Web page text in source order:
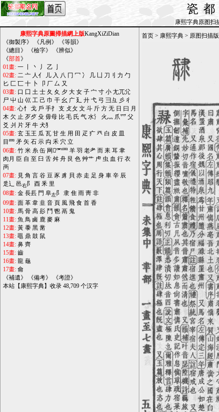
瓷
康熙字典原图扫
康熙字典原圖掃描網上版KangXiZiDian
《御製序》 《凡例 》 《等韻》
《總目 》 《檢字》 《辨似》
《部首》
01畫: 一 丶 丿 乙
02畫: 二 亠 人亻 儿 入 八 冂 冖 冫 几 凵 刀刂 力 勹
匕 匚 匸 十 卜 卩 厂 厶 又
03畫: 口 囗 土 士 夂 夊 夕 大 女 子 宀 寸 小 尢兀尣
尸 屮 山 巛 工 己 巾 干 幺 广 廴 廾 弋 弓 彐彑 彡 彳
04畫: 心忄 戈 戶 手扌 支 攴攵 文 斗 斤 方 无 日 曰 月
木 欠 止 歹歺 殳 毋母 比 毛 氏 气 水氵 火灬 爪爫 父
爻 爿 片 牙 牛 犬犭
05畫: 玄 玉王 瓜 瓦 甘 生 用 田 疋 疒 癶 白 皮 皿
目罒 矛 矢 石 示 禸 禾 穴 立
06畫: 竹 米 糸 缶 网罓罒 羊 羽 老耂 而 耒 耳 聿
肉月 臣 自 至 臼 舌 舛 舟 艮 色 艸艹 虍 虫 血 行 衣
襾
07畫: 見 角 言 谷 豆 豕 豸 貝 赤 走 足 身 車 辛 辰
辵辶
邑右阝 酉 釆 里
08畫: 金 長镸 門 阜左阝 隶 隹 雨 靑 非
09畫: 面 革 韋 韭 音 頁 風 飛 食 首 香
10畫: 馬 骨 高 髟 鬥 鬯 鬲 鬼
11畫: 魚 鳥 鹵 鹿 麥 麻
12畫: 黃 黍 黑 黹
13畫: 黽 鼎 鼓 鼠
14畫: 鼻 齊
15畫: 齒
16畫: 龍 龜
17畫: 龠
《補遺》 《備考》 《考證》
本站【康熙字典】收录 48,709 个汉字
首页 > 康熙字典 > 原图扫描版